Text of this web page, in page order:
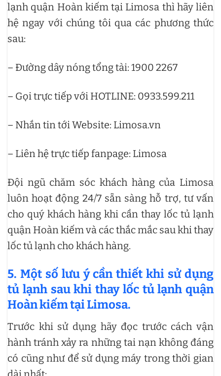
lạnh quận Hoàn kiếm tại Limosa thì hãy liên
hệ ngay với chúng tôi qua các phương thức
sau:
– Đường dây nóng tổng tài: 1900 2267
– Gọi trực tiếp với HOTLINE: 0933.599.211
– Nhắn tin tới Website: Limosa.vn
– Liên hệ trực tiếp fanpage: Limosa
Đội ngũ chăm sóc khách hàng của Limosa
luôn hoạt động 24/7 sẵn sàng hỗ trợ, tư vấn
cho quý khách hàng khi cần thay lốc tủ lạnh
quận Hoàn kiếm và các thắc mắc sau khi thay
lốc tủ lạnh cho khách hàng.
5. Một số lưu ý cần thiết khi sử dụng
tủ lạnh sau khi thay lốc tủ lạnh quận
Hoàn kiếm tại Limosa.
Trước khi sử dụng hãy đọc trước cách vận
hành tránh xảy ra những tai nạn không đáng
có cũng như để sử dụng máy trong thời gian